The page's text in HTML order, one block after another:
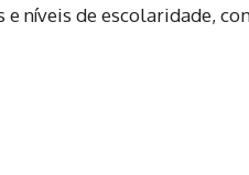
e níveis de escolaridade,